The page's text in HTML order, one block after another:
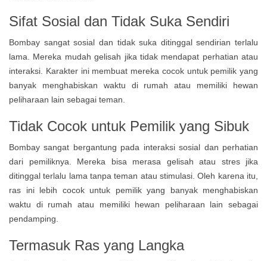
Sifat Sosial dan Tidak Suka Sendiri
Bombay sangat sosial dan tidak suka ditinggal sendirian terlalu
lama. Mereka mudah gelisah jika tidak mendapat perhatian atau
interaksi. Karakter ini membuat mereka cocok untuk pemilik yang
banyak menghabiskan waktu di rumah atau memiliki hewan
peliharaan lain sebagai teman.
Tidak Cocok untuk Pemilik yang Sibuk
Bombay sangat bergantung pada interaksi sosial dan perhatian
dari pemiliknya. Mereka bisa merasa gelisah atau stres jika
ditinggal terlalu lama tanpa teman atau stimulasi. Oleh karena itu,
ras ini lebih cocok untuk pemilik yang banyak menghabiskan
waktu di rumah atau memiliki hewan peliharaan lain sebagai
pendamping.
Termasuk Ras yang Langka